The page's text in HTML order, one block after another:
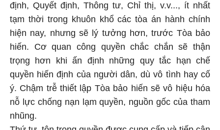
định, Quyết định, Thông tư, Chỉ thị, v.v..., ít nhất
tạm thời trong khuôn khổ các tòa án hành chính
hiện nay, nhưng sẽ lý tưởng hơn, trước Tòa bảo
hiến. Cơ quan công quyền chắc chắn sẽ thận
trọng hơn khi ấn định những quy tắc hạn chế
quyền hiến định của người dân, dù vô tình hay cố
ý. Chậm trễ thiết lập Tòa bảo hiến sẽ vô hiệu hóa
nỗ lực chống nạn lạm quyền, nguồn gốc của tham
nhũng.